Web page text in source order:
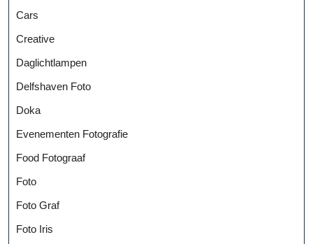
Cars
Creative
Daglichtlampen
Delfshaven Foto
Doka
Evenementen Fotografie
Food Fotograaf
Foto
Foto Graf
Foto Iris